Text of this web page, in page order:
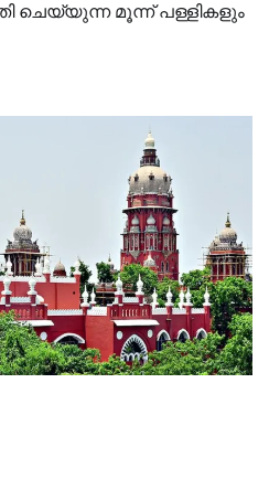
ചെയ്യുന്ന മൂന്ന് പള്ളികളും